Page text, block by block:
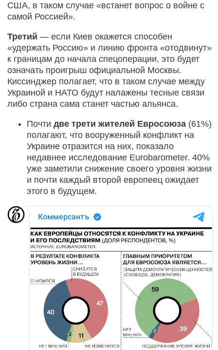
США, в таком случае «встанет вопрос о войне с
самой Россией».
Третий — если Киев окажется способен
«удержать Россию» и линию фронта «отодвинут»
к границам до начала спецоперации, это будет
означать проигрыш официальной Москвы.
Киссинджер полагает, что в таком случае между
Украиной и НАТО будут налажены тесные связи
либо страна сама станет частью альянса.
Почти две трети жителей Евросоюза (61%)
полагают, что вооруженный конфликт на
Украине отразится на них, показало
недавнее исследование Eurobarometer. 40%
уже заметили снижение своего уровня жизни
и почти каждый второй европеец ожидает
этого в будущем.